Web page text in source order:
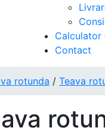
Calculator
Contact
rotunda / Teava